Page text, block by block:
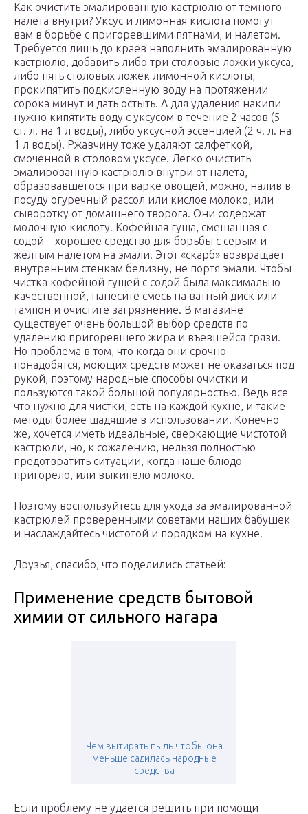
Как очистить эмалированную кастрюлю от темного
налета внутри? Уксус и лимонная кислота помогут
вам в борьбе с пригоревшими пятнами, и налетом.
Требуется лишь до краев наполнить эмалированную
кастрюлю, добавить либо три столовые ложки уксуса,
либо пять столовых ложек лимонной кислоты,
прокипятить подкисленную воду на протяжении
сорока минут и дать остыть. А для удаления накипи
нужно кипятить воду с уксусом в течение 2 часов (5
ст. л. на 1 л воды), либо уксусной эссенцией (2 ч. л. на
1 л воды). Ржавчину тоже удаляют салфеткой,
смоченной в столовом уксусе. Легко очистить
эмалированную кастрюлю внутри от налета,
образовавшегося при варке овощей, можно, налив в
посуду огуречный рассол или кислое молоко, или
сыворотку от домашнего творога. Они содержат
молочную кислоту. Кофейная гуща, смешанная с
содой – хорошее средство для борьбы с серым и
желтым налетом на эмали. Этот «скарб» возвращает
внутренним стенкам белизну, не портя эмали. Чтобы
чистка кофейной гущей с содой была максимально
качественной, нанесите смесь на ватный диск или
тампон и очистите загрязнение. В магазине
существует очень большой выбор средств по
удалению пригоревшего жира и въевшейся грязи.
Но проблема в том, что когда они срочно
понадобятся, моющих средств может не оказаться под
рукой, поэтому народные способы очистки и
пользуются такой большой популярностью. Ведь все
что нужно для чистки, есть на каждой кухне, и такие
методы более щадящие в использовании. Конечно
же, хочется иметь идеальные, сверкающие чистотой
кастрюли, но, к сожалению, нельзя полностью
предотвратить ситуации, когда наше блюдо
пригорело, или выкипело молоко.
Поэтому воспользуйтесь для ухода за эмалированной
кастрюлей проверенными советами наших бабушек
и наслаждайтесь чистотой и порядком на кухне!
Друзья, спасибо, что поделились статьей:
Применение средств бытовой
химии от сильного нагара
Чем вытирать пыль чтобы она
меньше садилась народные
средства
Если проблему не удается решить при помощи